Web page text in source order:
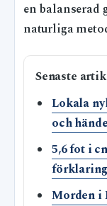
en balanserad
naturliga
Senaste
Lokala
och
5,6 fot i
förklaring
Morden i